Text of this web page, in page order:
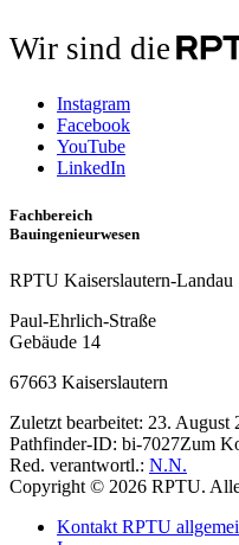
Wir sind die
Instagram
Facebook
YouTube
LinkedIn
Fachbereich
Bauingenieurwesen
RPTU Kaiserslautern-Landau
Paul-Ehrlich-Straße
Gebäude 14
67663 Kaiserslautern
Zuletzt bearbeitet: 23. August
Pathfinder-ID: bi-7027Zum
Red. verantwortl.: N.N.
Copyright © 2026 RPTU.
Kontakt RPTU